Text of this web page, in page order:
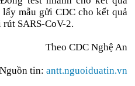
mẫu gửi CDC cho kết quả
SARS-CoV-2.
Theo CDC Nghệ An
Nguồn tin: antt.nguoiduatin.vn